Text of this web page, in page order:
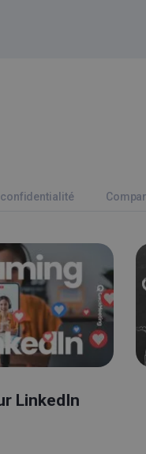
LinkedIn